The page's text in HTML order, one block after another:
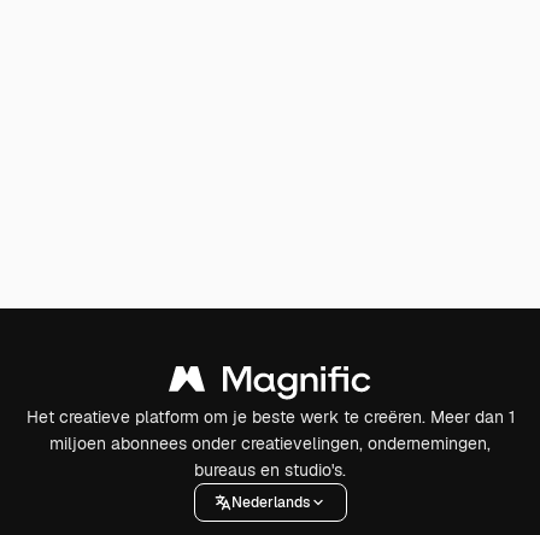
Het creatieve platform om je beste werk te creëren. Meer dan 1
miljoen abonnees onder creatievelingen, ondernemingen,
bureaus en studio's.
Nederlands